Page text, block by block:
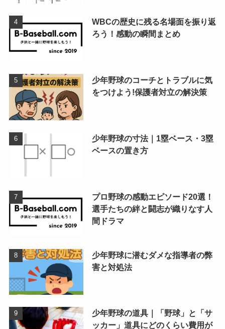
WBCの歴史に残る名場面を振り返
ろう！感動の瞬間まとめ
少年野球のコーチとトラブルに気
をつけよう!保護者対立の解決策
少年野球の寸法｜1塁ベース・3塁
ベースの置き方
プロ野球の感動エピソード20選！
選手たちの絆と闘志が織りなす人
間ドラマ
少年野球に潜むダメな指導者の弊
害と対処法
少年野球の道具｜「野球」と「サ
ッカー」道具にどのくらい費用が